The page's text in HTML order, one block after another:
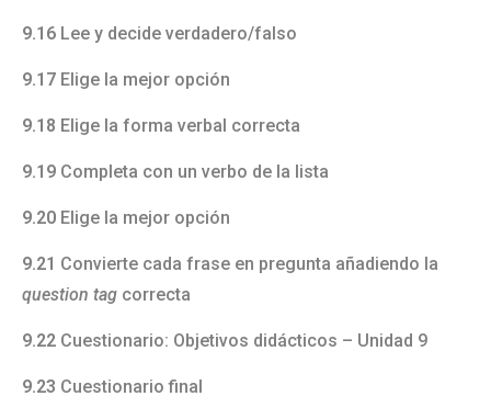
9.16 Lee y decide verdadero/falso
9.17 Elige la mejor opción
9.18 Elige la forma verbal correcta
9.19 Completa con un verbo de la lista
9.20 Elige la mejor opción
9.21 Convierte cada frase en pregunta añadiendo la
question tag correcta
9.22 Cuestionario: Objetivos didácticos – Unidad 9
9.23 Cuestionario final